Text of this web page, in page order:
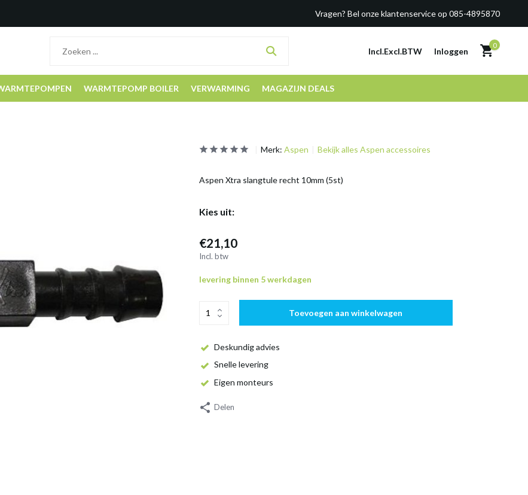
Vragen? Bel onze klantenservice op 085-4895870
Incl.Excl.BTW Inloggen
0
WARMTEPOMP BOILER VERWARMING MAGAZIJN DEALS
Merk: Aspen Bekijk alles Aspen accessoires
Aspen Xtra slangtule recht 10mm (5st)
Kies uit:
€21,10
Incl. btw
levering binnen 5 werkdagen
Toevoegen aan winkelwagen
Deskundig advies
Snelle levering
Eigen monteurs
Delen